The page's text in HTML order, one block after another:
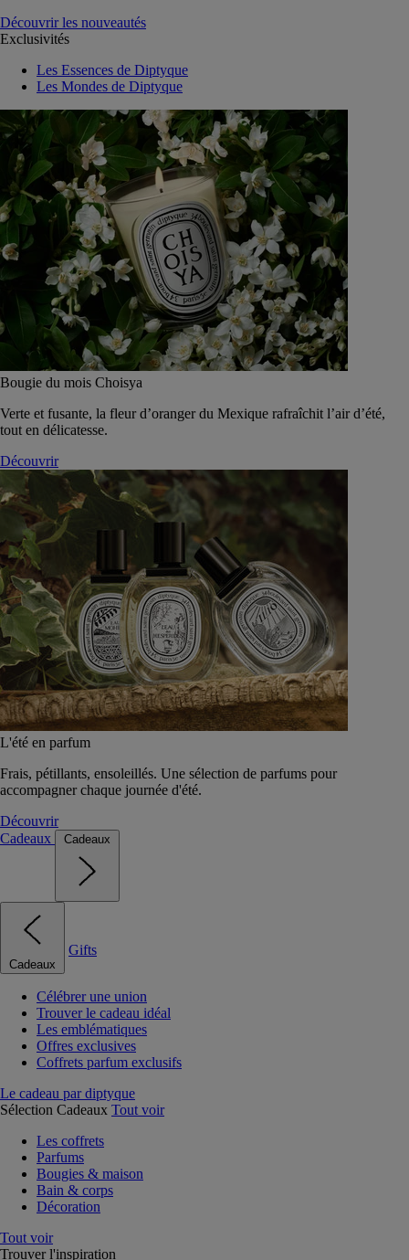
Découvrir les nouveautés
Exclusivités
Les Essences de Diptyque
Les Mondes de Diptyque
Bougie du mois Choisya
Verte et fusante, la fleur d’oranger du Mexique rafraîchit l’air d’été,
tout en délicatesse.
Découvrir
L'été en parfum
Frais, pétillants, ensoleillés. Une sélection de parfums pour
accompagner chaque journée d'été.
Découvrir
Cadeaux
Cadeaux
Cadeaux
Gifts
Célébrer une union
Trouver le cadeau idéal
Les emblématiques
Offres exclusives
Coffrets parfum exclusifs
Le cadeau par diptyque
Sélection Cadeaux Tout voir
Les coffrets
Parfums
Bougies & maison
Bain & corps
Décoration
Tout voir
Trouver l'inspiration